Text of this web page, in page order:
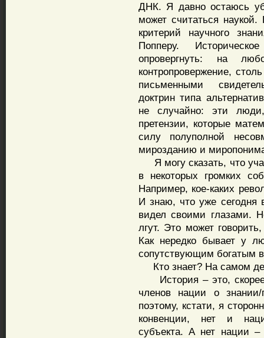
ДНК. Я давно остаюсь
может считаться
критерий научного
Попперу.
опровергнуть: на
контропровержение,
письменными
доктрин типа
не случайно: эти
претензии, которые
силу полуполной
мирозданию и
Я могу сказать, что
в некоторых громких
Например, кое-каких
И знаю, что уже сегодня
видел своими глазами.
лгут. Это может
Как нередко бывает у
сопутствующим богатым
Кто знает? На самом
История – это, скорее,
членов нации о
поэтому, кстати, я
конвенции, нет и
субъекта. А нет нации –